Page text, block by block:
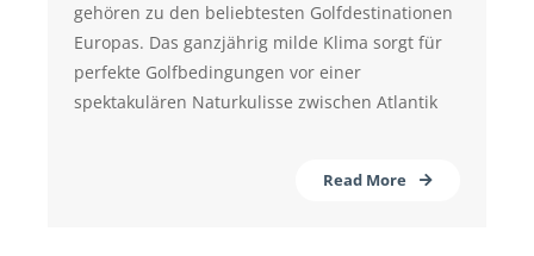
gehören zu den beliebtesten Golfdestinationen
Europas. Das ganzjährig milde Klima sorgt für
perfekte Golfbedingungen vor einer
spektakulären Naturkulisse zwischen Atlantik
Read More